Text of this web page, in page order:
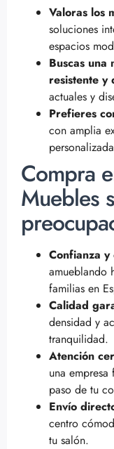
Valoras los
soluciones
espacios
Buscas una
resistente y
actuales y
Prefieres
con amplia
Compra
Muebles
Confianza
amueblando
familias en
Calidad
densidad y
tranquilidad.
Atención
una empresa
paso de tu
Envío
centro
tu salón.